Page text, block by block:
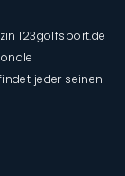
123golfsport.de
jeder seinen